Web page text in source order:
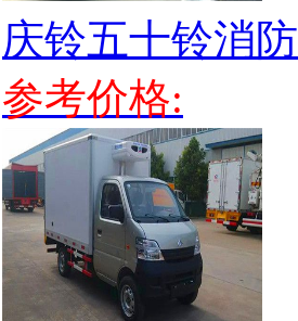
庆铃五十铃消
参考价格: